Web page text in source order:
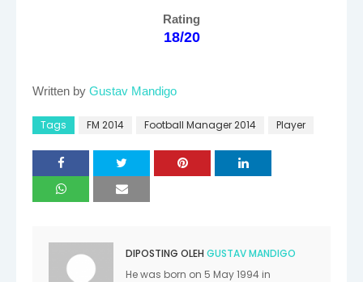
Rating
18/20
Written by Gustav Mandigo
Tags FM 2014 Football Manager 2014 Player
DIPOSTING OLEH GUSTAV MANDIGO
He was born on 5 May 1994 in